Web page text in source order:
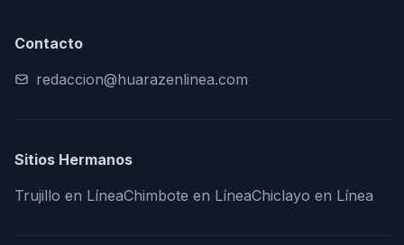
Contacto
redaccion@huarazenlinea.com
Sitios Hermanos
Trujillo en LíneaChimbote en LíneaChiclayo en Línea